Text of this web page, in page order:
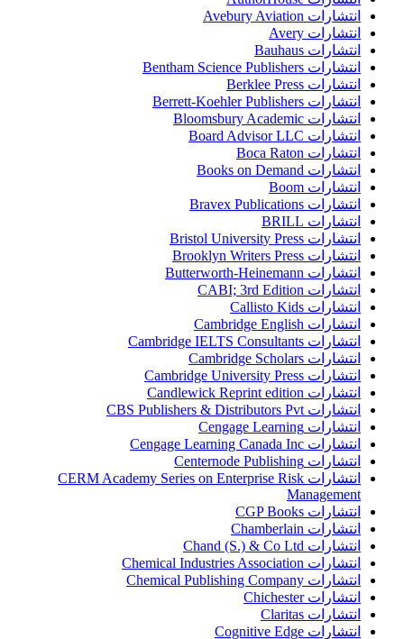
انتشارات Avebury Aviation
انتشارات Avery
انتشارات Bauhaus
انتشارات Bentham Science Publishers
انتشارات Berklee Press
انتشارات Berrett-Koehler Publishers
انتشارات Bloomsbury Academic
انتشارات Board Advisor LLC
انتشارات Boca Raton
انتشارات Books on Demand
انتشارات Boom
انتشارات Bravex Publications
انتشارات BRILL
انتشارات Bristol University Press
انتشارات Brooklyn Writers Press
انتشارات Butterworth-Heinemann
انتشارات CABI; 3rd Edition
انتشارات Callisto Kids
انتشارات Cambridge English
انتشارات Cambridge IELTS Consultants
انتشارات Cambridge Scholars
انتشارات Cambridge University Press
انتشارات Candlewick Reprint edition
انتشارات CBS Publishers & Distributors Pvt
انتشارات Cengage Learning
انتشارات Cengage Learning Canada Inc
انتشارات Centernode Publishing
انتشارات CERM Academy Series on Enterprise Risk
Management
انتشارات CGP Books
انتشارات Chamberlain
انتشارات Chand (S.) & Co Ltd
انتشارات Chemical Industries Association
انتشارات Chemical Publishing Company
انتشارات Chichester
انتشارات Claritas
انتشارات Cognitive Edge